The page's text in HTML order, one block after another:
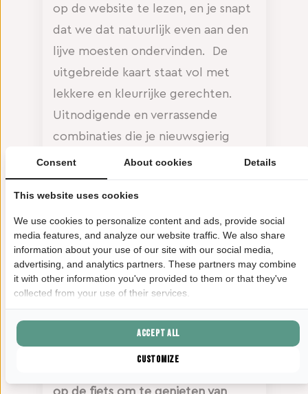
op de website te lezen, en je snapt
dat we dat natuurlijk even aan den
lijve moesten ondervinden. De
uitgebreide kaart staat vol met
lekkere en kleurrijke gerechten.
Uitnodigende en verrassende
combinaties die je nieuwsgierig
maken en echt wilt proeven. Lastig
kiezen is het zeker!
natuurlijk ook met eventueel een
plantaardig scheutje melk erbij.
Zelfs de veganistische taartjes in de
vitrine vragen er simpelweg om om
Trek gekregen? Pak jeHaagse
Consent About cookies Details
This website uses cookies
We use cookies to personalize content and ads, provide social
media features, and analyze our website traffic. We also share
information about your use of our site with our social media,
advertising, and analytics partners. These partners may combine
it with other information you've provided to them or that they've
collected from your use of their services.
Customize
Accept all